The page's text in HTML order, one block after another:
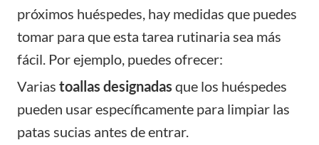
próximos huéspedes, hay medidas que puedes
tomar para que esta tarea rutinaria sea más
fácil. Por ejemplo, puedes ofrecer:
Varias toallas designadas que los huéspedes
pueden usar específicamente para limpiar las
patas sucias antes de entrar.